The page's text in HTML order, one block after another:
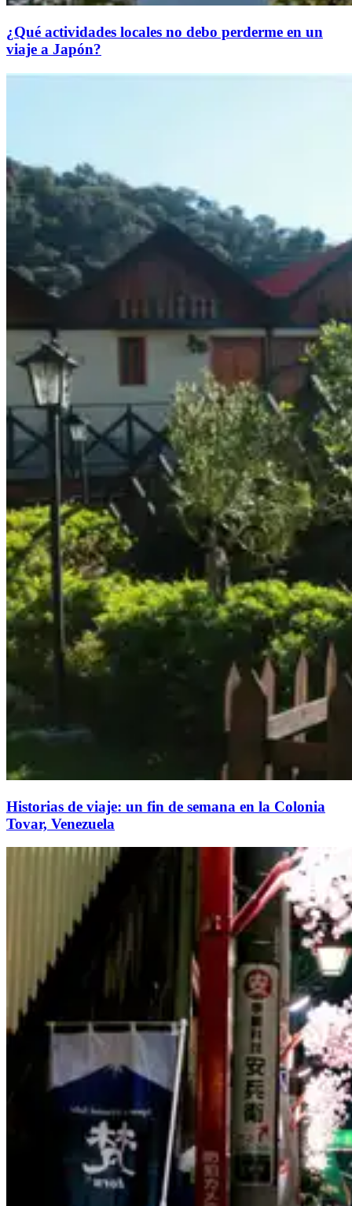
¿Qué actividades locales no debo perderme en un
viaje a Japón?
Historias de viaje: un fin de semana en la Colonia
Tovar, Venezuela